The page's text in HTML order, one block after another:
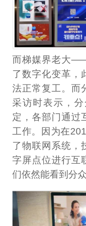
而梯媒界老大
了数字化变革，
法正常复工。而
采访时表示，
定，各部门通过
工作。因为在
了物联网系统，
字屏点位进行互
们依然能看到分